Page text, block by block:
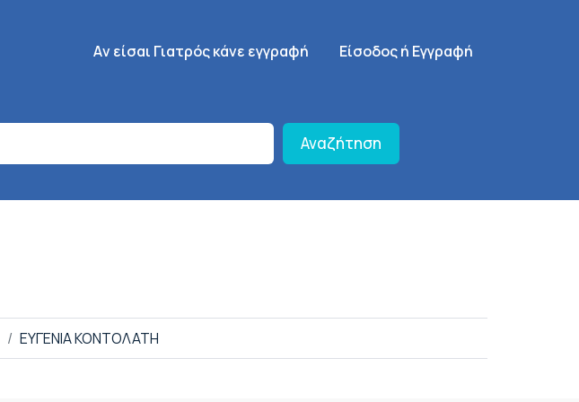
Κεντρική πλοήγηση
Aν είσαι Γιατρός κάνε εγγραφή SignUp Menu
Είσοδος ή Εγγραφή
Αναζήτηση
ΕΥΓΕΝΙΑ ΚΟΝΤΟΛΑΤΗ